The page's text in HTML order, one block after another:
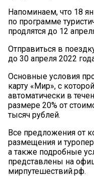
Напоминаем, что 18
по программе
продлятся до 12
Отправиться в
до 30 апреля 2022
Основные условия
карту «Мир», с
автоматически в
размере 20% от
тысяч рублей.
Все предложения от
размещения и
а также подробные
представлены на
мирпутешествий.рф.